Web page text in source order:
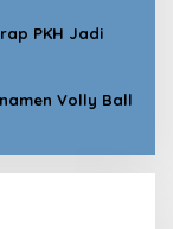
PKH Jadi
Volly Ball